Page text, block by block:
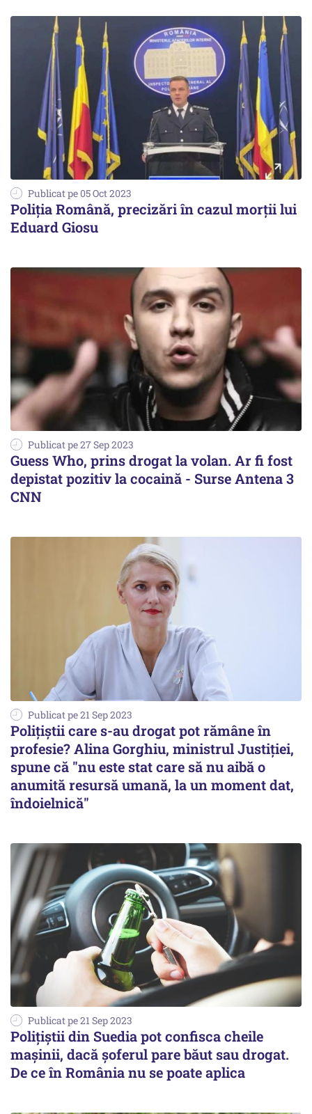
Publicat pe 05 Oct 2023
Poliţia Română, precizări în cazul morţii lui
Eduard Giosu
Publicat pe 27 Sep 2023
Guess Who, prins drogat la volan. Ar fi fost
depistat pozitiv la cocaină - Surse Antena 3
CNN
Publicat pe 21 Sep 2023
Polițiștii care s-au drogat pot rămâne în
profesie? Alina Gorghiu, ministrul Justiției,
spune că "nu este stat care să nu aibă o
anumită resursă umană, la un moment dat,
îndoielnică"
Publicat pe 21 Sep 2023
Poliţiştii din Suedia pot confisca cheile
maşinii, dacă şoferul pare băut sau drogat.
De ce în România nu se poate aplica